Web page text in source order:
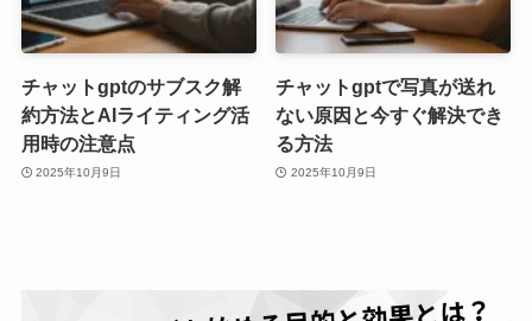
チャットgptのサブスク解
約方法とAIライティング活
用時の注意点
2025年10月9日
チャットgptで写真が送れ
ない原因と今すぐ解決でき
る方法
2025年10月9日